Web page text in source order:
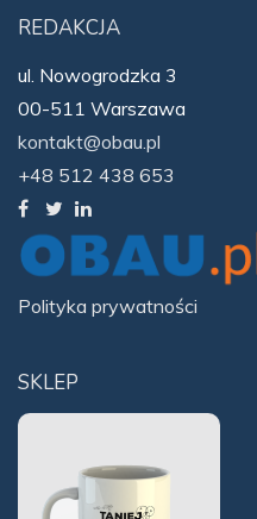
SKLEP
REDAKCJA
ul. Nowogrodzka 3
00-511 Warszawa
kontakt@obau.pl
+48 512 438 653
Polityka prywatności